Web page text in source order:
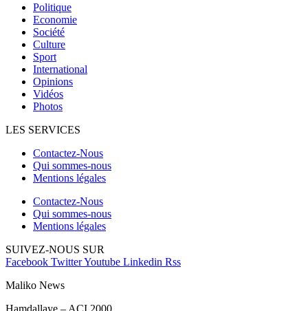
Politique
Economie
Société
Culture
Sport
International
Opinions
Vidéos
Photos
LES SERVICES
Contactez-Nous
Qui sommes-nous
Mentions légales
Contactez-Nous
Qui sommes-nous
Mentions légales
SUIVEZ-NOUS SUR
Facebook TwitterYoutube Linkedin Rss
Maliko News
Hamdallaye – ACI 2000